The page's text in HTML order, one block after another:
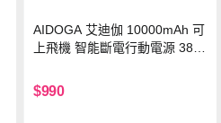
AIDOGA 艾迪伽 10000mAh 可
上飛機 智能斷電行動電源 38.5
灣BSMI/中國CCC/歐美CE/FCC
認證
$990